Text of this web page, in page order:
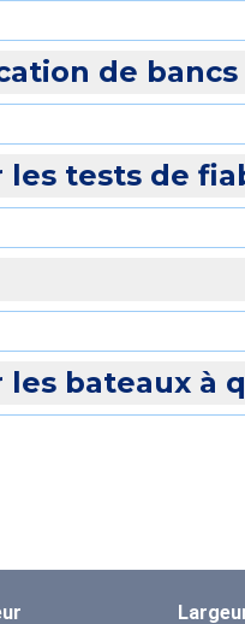
de
les tests de
bateaux à